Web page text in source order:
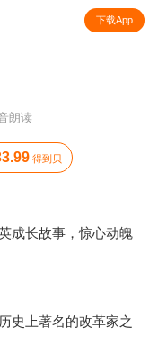
下载App
朗读
得到贝
成长故事，惊心动魄
史上著名的改革家之